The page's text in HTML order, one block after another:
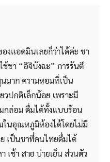
งแอดมินเลยก็ว่าได้ค่ะ ชา
ชา “อิจิบังฉะ” การรันตี
มาก ความหอมที่เป็น
วปกติเล็กน้อย เพราะมี
กล่อม ดื่มได้ทั้งแบบร้อน
ในอุณหภูมิห้องได้โดยไม่มี
เป็นชาที่คนไทยดื่มได้
เช้า สาย บ่ายเย็น ส่วนตัว